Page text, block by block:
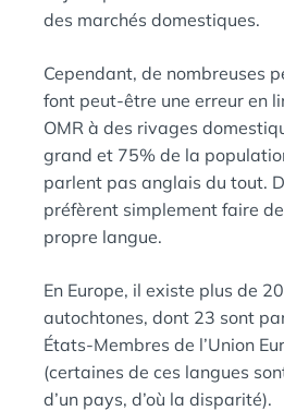
des marchés domestiques.
Cependant, de nombreuses
font peut-être une erreur en
OMR à des rivages
grand et 75% de la
parlent pas anglais du tout.
préfèrent simplement faire
propre langue.
En Europe, il existe plus de
autochtones, dont 23 sont
États-Membres de l’Union
(certaines de ces langues
d’un pays, d’où la disparité).